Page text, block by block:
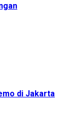
di Jakarta